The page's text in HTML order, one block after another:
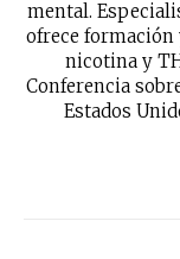
mental.
ofrece formación
nicotina y
Conferencia
Estados